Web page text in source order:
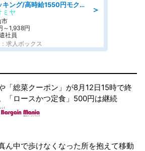
＞
品出し・ピッキング/高時給1550円モクモクと指示書通りに仕分け・品出し
ミヤ
市
～1,938円
社員
求人ボックス
「総菜クーポン」が8月12日15時で終
「ロースかつ定食」500円は継続
ん中で歩けなくなった所を抱えて移動